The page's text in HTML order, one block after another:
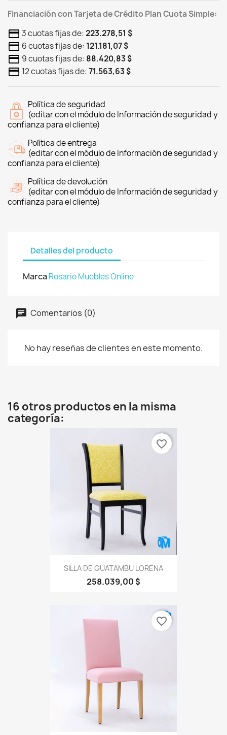
Financiación con Tarjeta de Crédito Plan Cuota Simple:
3 cuotas fijas de: 223.278,51 $
6 cuotas fijas de: 121.181,07 $
9 cuotas fijas de: 88.420,83 $
12 cuotas fijas de: 71.563,63 $
Política de seguridad
(editar con el módulo de Información de seguridad y
confianza para el cliente)
Política de entrega
(editar con el módulo de Información de seguridad y
confianza para el cliente)
Política de devolución
(editar con el módulo de Información de seguridad y
confianza para el cliente)
Detalles del producto
MarcaRosario Muebles Online
Comentarios (0)
No hay reseñas de clientes en este momento.
16 otros productos en la misma
categoría:
SILLA DE GUATAMBU LORENA
258.039,00 $
favorite_border
favorite_border